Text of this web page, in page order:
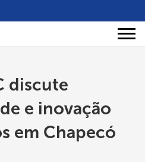
Áreas
discute
e inovação
em Chapecó